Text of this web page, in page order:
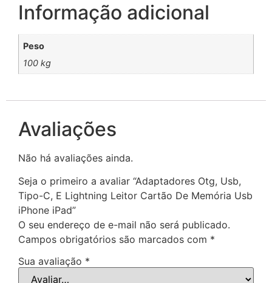
Informação adicional
Peso
100 kg
Avaliações
Não há avaliações ainda.
Seja o primeiro a avaliar “Adaptadores Otg, Usb,
Tipo-C, E Lightning Leitor Cartão De Memória Usb
iPhone iPad”
O seu endereço de e-mail não será publicado.
Campos obrigatórios são marcados com *
Sua avaliação *